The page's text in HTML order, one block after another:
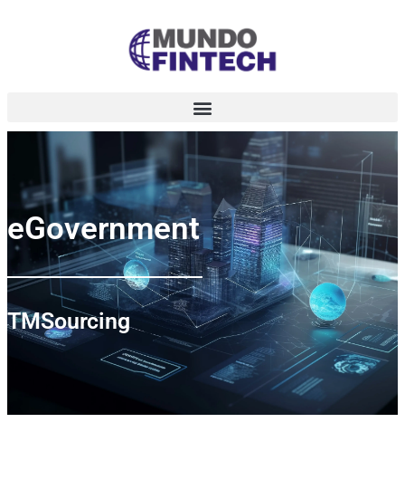
eGovernment
TMSourcing